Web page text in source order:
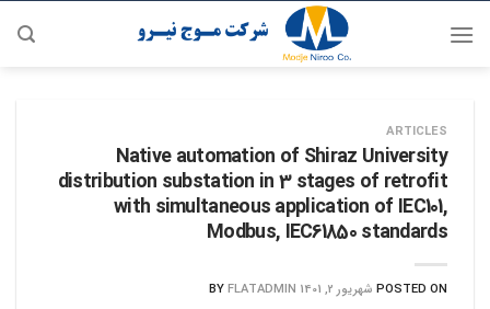
ARTICLES
Native automation of Shiraz University
distribution substation in 3 stages of retrofit
with simultaneous application of IEC101,
Modbus, IEC61850 standards
POSTED ON شهریور 2, 1401 BYFLATADMIN